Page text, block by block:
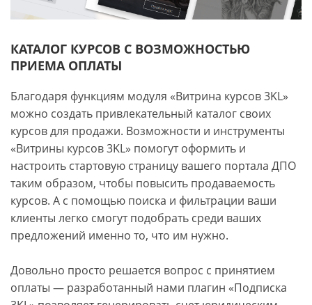
КАТАЛОГ КУРСОВ С ВОЗМОЖНОСТЬЮ
ПРИЕМА ОПЛАТЫ
Благодаря функциям модуля «Витрина курсов 3KL»
можно создать привлекательный каталог своих
курсов для продажи. Возможности и инструменты
«Витрины курсов 3KL» помогут оформить и
настроить стартовую страницу вашего портала ДПО
таким образом, чтобы повысить продаваемость
курсов. А с помощью поиска и фильтрации ваши
клиенты легко смогут подобрать среди ваших
предложений именно то, что им нужно.
Довольно просто решается вопрос с принятием
оплаты — разработанный нами плагин «Подписка